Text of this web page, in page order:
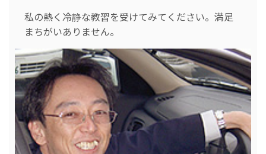
私の熱く冷静な教習を受けてみてください。満足
まちがいありません。